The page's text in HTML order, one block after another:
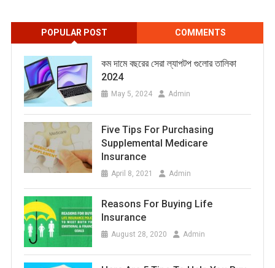
POPULAR POST COMMENTS
কম দামে বছরের সেরা ল্যাপটপ গুলোর তালিকা
2024
May 5, 2024 Admin
Five Tips For Purchasing
Supplemental Medicare
Insurance
April 8, 2021 Admin
Reasons For Buying Life
Insurance
August 28, 2020 Admin